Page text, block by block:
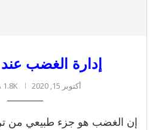
إدارة الغضب
أكتوبر 15, 2020 1.8K مشاهدات
إن الغضب هو جزء طبيعي من